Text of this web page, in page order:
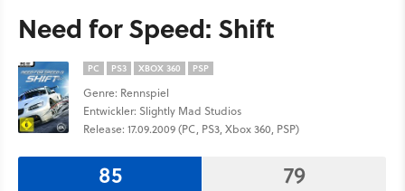
Need for Speed: Shift
PC PS3 XBOX 360 PSP
Genre: Rennspiel
Entwickler: Slightly Mad Studios
Release: 17.09.2009 (PC, PS3, Xbox 360, PSP)
85 79